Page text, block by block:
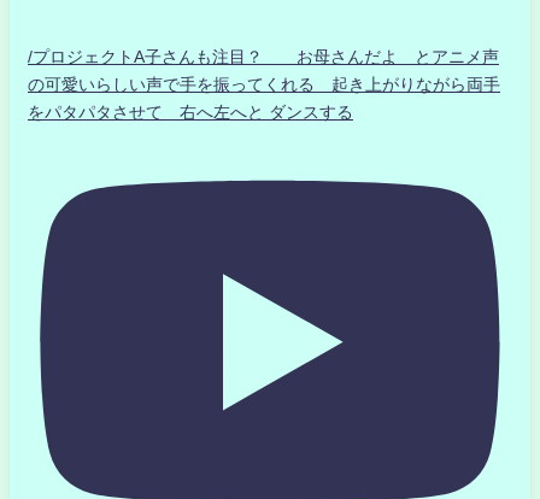
/プロジェクトA子さんも注目？ お母さんだよ とアニメ声
の可愛いらしい声で手を振ってくれる 起き上がりながら両手
をパタパタさせて 右へ左へと ダンスする